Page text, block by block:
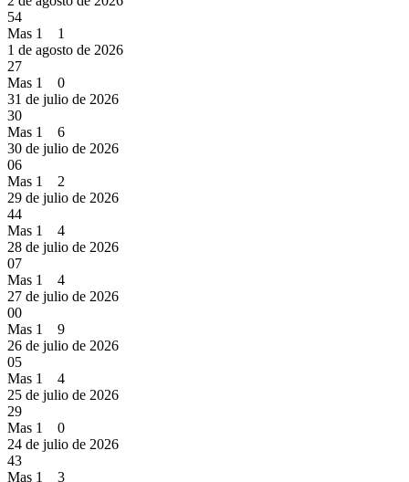
54
Mas 1 1
1 de agosto de 2026
27
Mas 1 0
31 de julio de 2026
30
Mas 1 6
30 de julio de 2026
06
Mas 1 2
29 de julio de 2026
44
Mas 1 4
28 de julio de 2026
07
Mas 1 4
27 de julio de 2026
00
Mas 1 9
26 de julio de 2026
05
Mas 1 4
25 de julio de 2026
29
Mas 1 0
24 de julio de 2026
43
Mas 1 3